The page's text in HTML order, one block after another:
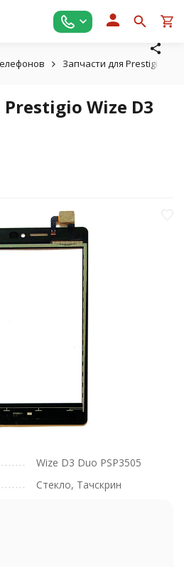
Запчасти для Prestigio
Wize D3
Wize D3 Duo PSP3505
Стекло, Тачскрин